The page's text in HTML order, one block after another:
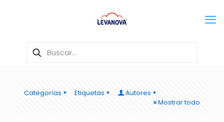
Categorías Etiquetas
Autores
Mostrar todo